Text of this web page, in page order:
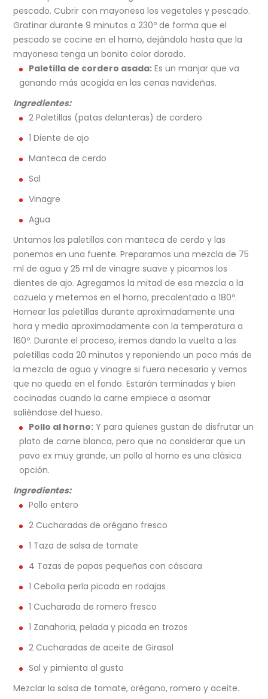
pescado. Cubrir con mayonesa los vegetales y pescado.
Gratinar durante 9 minutos a 230º de forma que el
pescado se cocine en el horno, dejándolo hasta que la
mayonesa tenga un bonito color dorado.
Paletilla de cordero asada: Es un manjar que va
ganando más acogida en las cenas navideñas.
Ingredientes:
2 Paletillas (patas delanteras) de cordero
1 Diente de ajo
Manteca de cerdo
Sal
Vinagre
Agua
Untamos las paletillas con manteca de cerdo y las
ponemos en una fuente. Preparamos una mezcla de 75
ml de agua y 25 ml de vinagre suave y picamos los
dientes de ajo. Agregamos la mitad de esa mezcla a la
cazuela y metemos en el horno, precalentado a 180º.
Hornear las paletillas durante aproximadamente una
hora y media aproximadamente con la temperatura a
160º. Durante el proceso, iremos dando la vuelta a las
paletillas cada 20 minutos y reponiendo un poco más de
la mezcla de agua y vinagre si fuera necesario y vemos
que no queda en el fondo. Estarán terminadas y bien
cocinadas cuando la carne empiece a asomar
saliéndose del hueso.
Pollo al horno: Y para quienes gustan de disfrutar un
plato de carne blanca, pero que no considerar que un
pavo ex muy grande, un pollo al horno es una clásica
opción.
Ingredientes:
Pollo entero
2 Cucharadas de orégano fresco
1 Taza de salsa de tomate
4 Tazas de papas pequeñas con cáscara
1 Cebolla perla picada en rodajas
1 Cucharada de romero fresco
1 Zanahoria, pelada y picada en trozos
2 Cucharadas de aceite de Girasol
Sal y pimienta al gusto
Mezclar la salsa de tomate, orégano, romero y aceite.